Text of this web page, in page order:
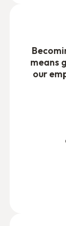
means
our